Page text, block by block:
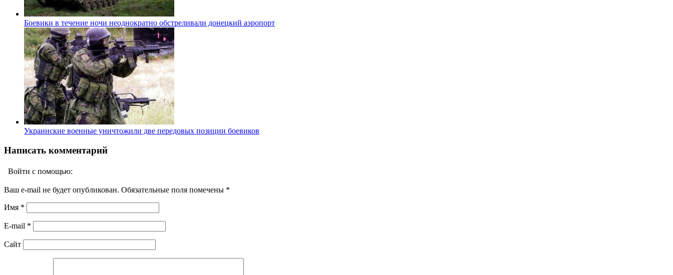
Боевики в течение ночи неоднократно обстреливали донецкий аэропорт
Украинские военные уничтожили две передовых позиции боевиков
Написать комментарий
Войти с помощью:
Ваш e-mail не будет опубликован. Обязательные поля помечены *
Имя *
E-mail *
Сайт